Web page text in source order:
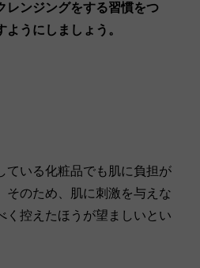
レンジングをする習慣をつ
うにしましょう。
ている化粧品でも肌に負担が
そのため、肌に刺激を与えな
く控えたほうが望ましいとい